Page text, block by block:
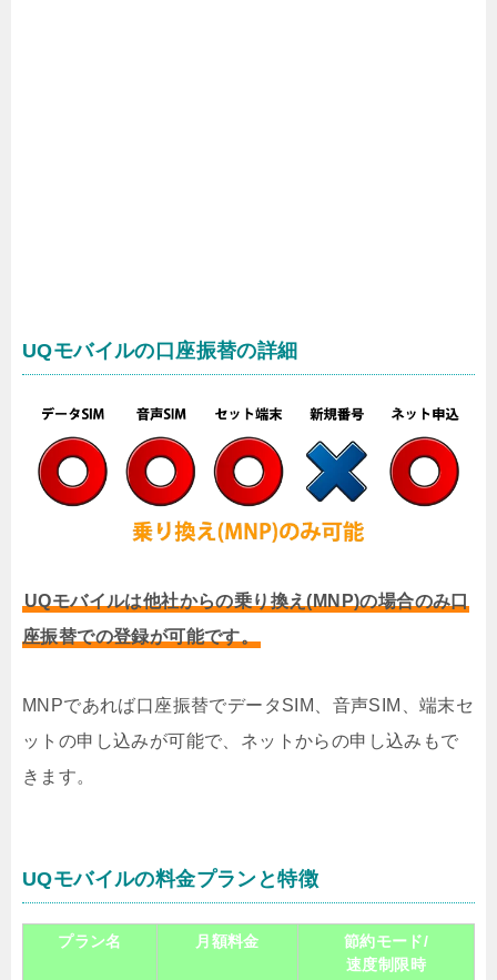
UQモバイルの口座振替の詳細
UQモバイルは他社からの乗り換え(MNP)の場合のみ口
座振替での登録が可能です。
MNPであれば口座振替でデータSIM、音声SIM、端末セ
ットの申し込みが可能で、ネットからの申し込みもで
きます。
UQモバイルの料金プランと特徴
プラン名 月額料金
節約モード/
速度制限時